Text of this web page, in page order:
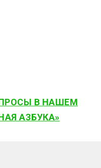
В НАШЕМ
АЗБУКА»